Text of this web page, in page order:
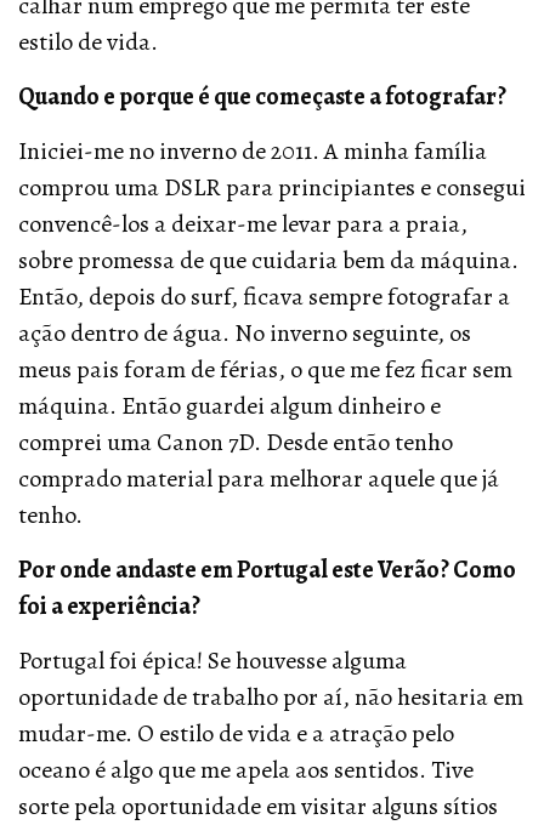
estilo de vida.
Quando e porque é que começaste a fotografar?
Iniciei-me no inverno de 2011. A minha família
comprou uma DSLR para principiantes e consegui
convencê-los a deixar-me levar para a praia,
sobre promessa de que cuidaria bem da máquina.
Então, depois do surf, ficava sempre fotografar a
ação dentro de água. No inverno seguinte, os
meus pais foram de férias, o que me fez ficar sem
máquina. Então guardei algum dinheiro e
comprei uma Canon 7D. Desde então tenho
comprado material para melhorar aquele que já
tenho.
Por onde andaste em Portugal este Verão? Como
foi a experiência?
Portugal foi épica! Se houvesse alguma
oportunidade de trabalho por aí, não hesitaria em
mudar-me. O estilo de vida e a atração pelo
oceano é algo que me apela aos sentidos. Tive
sorte pela oportunidade em visitar alguns sítios